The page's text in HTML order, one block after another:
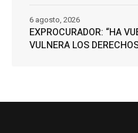
EXPROCURADOR: “HA
VULNERA LOS
6 agosto, 2026